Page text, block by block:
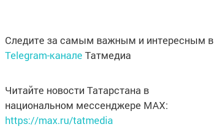
Следите за самым важным и интересным в
Telegram-канале Татмедиа
Читайте новости Татарстана в
национальном мессенджере MАХ:
https://max.ru/tatmedia